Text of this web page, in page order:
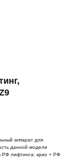
аппарат для
данной модели
РФ лифтинга: крио + РФ